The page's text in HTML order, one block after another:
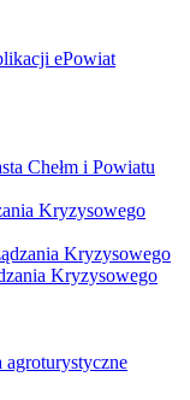
Chełm i Powiatu
Kryzysowego
Kryzysowego
Kryzysowego
agroturystyczne